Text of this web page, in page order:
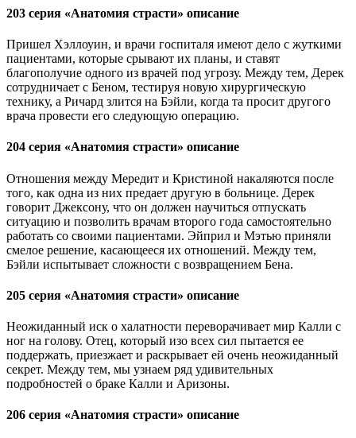
203 серия «Анатомия страсти» описание
Пришел Хэллоуин, и врачи госпиталя имеют дело с жуткими
пациентами, которые срывают их планы, и ставят
благополучие одного из врачей под угрозу. Между тем, Дерек
сотрудничает с Беном, тестируя новую хирургическую
технику, а Ричард злится на Бэйли, когда та просит другого
врача провести его следующую операцию.
204 серия «Анатомия страсти» описание
Отношения между Мередит и Кристиной накаляются после
того, как одна из них предает другую в больнице. Дерек
говорит Джексону, что он должен научиться отпускать
ситуацию и позволить врачам второго года самостоятельно
работать со своими пациентами. Эйприл и Мэтью приняли
смелое решение, касающееся их отношений. Между тем,
Бэйли испытывает сложности с возвращением Бена.
205 серия «Анатомия страсти» описание
Неожиданный иск о халатности переворачивает мир Калли с
ног на голову. Отец, который изо всех сил пытается ее
поддержать, приезжает и раскрывает ей очень неожиданный
секрет. Между тем, мы узнаем ряд удивительных
подробностей о браке Калли и Аризоны.
206 серия «Анатомия страсти» описание